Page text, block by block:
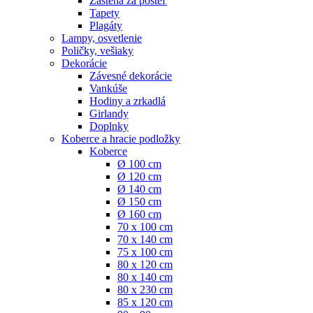
Tapety
Plagáty
Lampy, osvetlenie
Poličky, vešiaky
Dekorácie
Závesné dekorácie
Vankúše
Hodiny a zrkadlá
Girlandy
Doplnky
Koberce a hracie podložky
Koberce
Ø 100 cm
Ø 120 cm
Ø 140 cm
Ø 150 cm
Ø 160 cm
70 x 100 cm
70 x 140 cm
75 x 100 cm
80 x 120 cm
80 x 140 cm
80 x 230 cm
85 x 120 cm